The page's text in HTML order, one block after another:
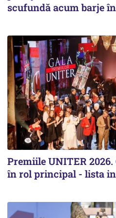
scufundă acum barje
Premiile UNITER
în rol principal - lista